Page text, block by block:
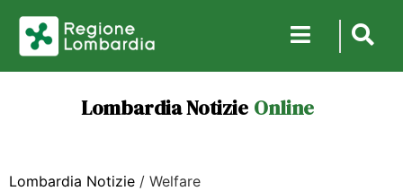
Lombardia Notizie Online
Lombardia Notizie / Welfare